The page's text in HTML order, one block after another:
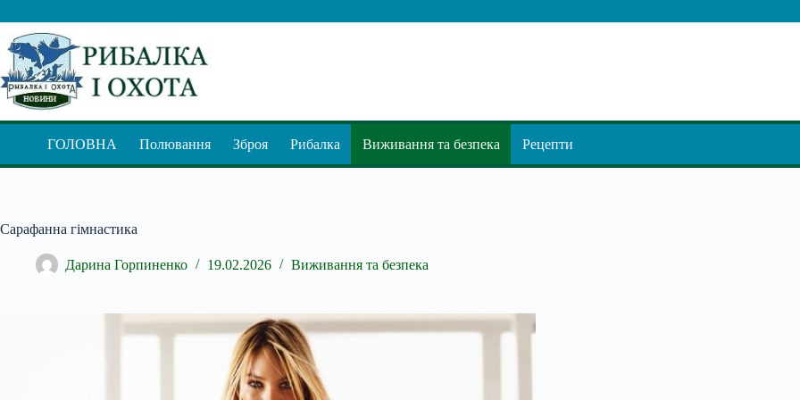
до
вмісту
ГОЛОВНА Полювання Зброя Рибалка Виживання та безпека Рецепти
Сарафанна гімнастика
Дарина Горпиненко 19.02.2026 Виживання та безпека